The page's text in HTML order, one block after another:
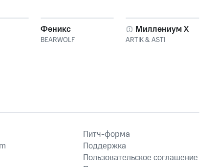
Феникс
BEARWOLF
Миллениум X
ARTIK & ASTI
Питч-форма
Поддержка
Пользовательское соглашение